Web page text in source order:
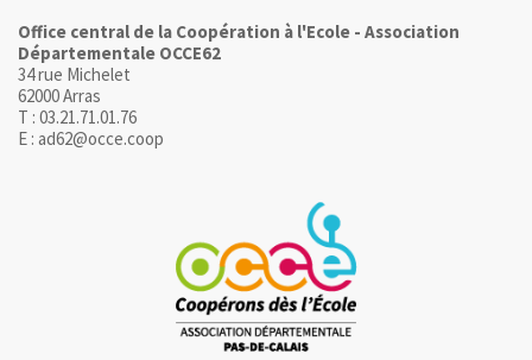
Office central de la Coopération à l'Ecole - Association
Départementale OCCE62
34 rue Michelet
62000 Arras
T : 03.21.71.01.76
E : ad62@occe.coop